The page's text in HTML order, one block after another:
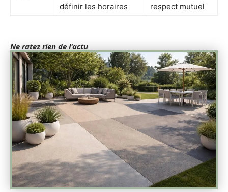
définir les horaires
respect mutuel
Ne ratez rien de l'actu